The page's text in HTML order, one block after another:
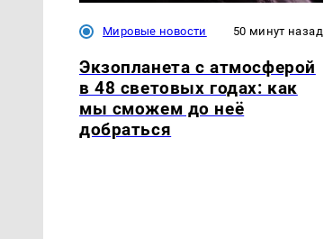
Мировые новости 50 минут назад
Экзопланета с атмосферой
в 48 световых годах: как
мы сможем до неё
добраться